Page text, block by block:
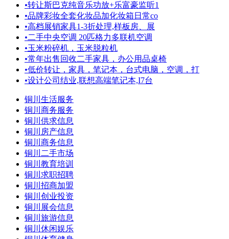
•转让斯巴克纯音乐功放+乐富豪监听1
•品牌彩妆全套化妆品加化妆箱日常co
•高档展销家具1-3折处理,样板房、展
•二手中央空调 20匹格力多联机空调
•玉米粉碎机，玉米脱粒机
•常年出售回收二手家具，办公用品桌椅
•低价转让，家具，笔记本，台式电脑，空调，打
•设计公司结业,联想高端笔记本,I7台
铜川生活服务
铜川商务服务
铜川供求信息
铜川房产信息
铜川商务信息
铜川二手市场
铜川教育培训
铜川求职招聘
铜川招商加盟
铜川创业投资
铜川展会信息
铜川旅游信息
铜川休闲娱乐